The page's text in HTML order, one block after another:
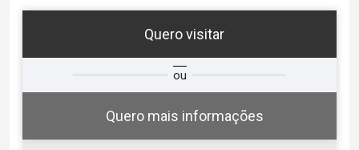
Quero visitar
ou
Quero mais informações
Qual o melhor dia e horário para
você?